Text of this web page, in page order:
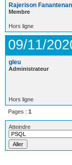
Rajerison
Membre
Hors ligne
09/11/
gleu
Administrateur
Hors ligne
Pages : 1
Atteindre